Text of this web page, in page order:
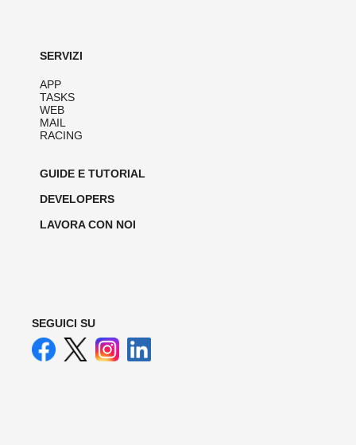
SERVIZI
APP
TASKS
WEB
MAIL
RACING
GUIDE E TUTORIAL
DEVELOPERS
LAVORA CON NOI
SEGUICI SU